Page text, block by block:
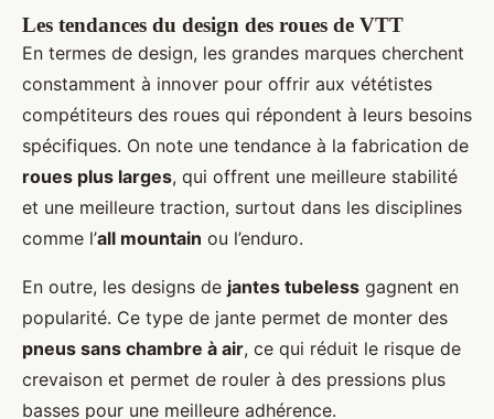
Les tendances du design des roues de VTT
En termes de design, les grandes marques cherchent
constamment à innover pour offrir aux vététistes
compétiteurs des roues qui répondent à leurs besoins
spécifiques. On note une tendance à la fabrication de
roues plus larges, qui offrent une meilleure stabilité
et une meilleure traction, surtout dans les disciplines
comme l’all mountain ou l’enduro.
En outre, les designs de jantes tubeless gagnent en
popularité. Ce type de jante permet de monter des
pneus sans chambre à air, ce qui réduit le risque de
crevaison et permet de rouler à des pressions plus
basses pour une meilleure adhérence.